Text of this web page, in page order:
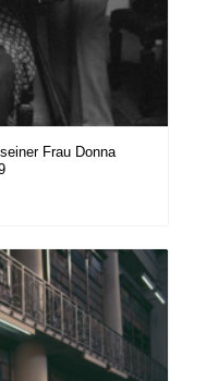
Frau Donna